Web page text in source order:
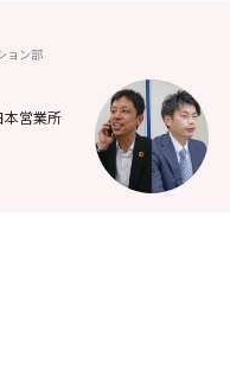
ョン部
本営業所